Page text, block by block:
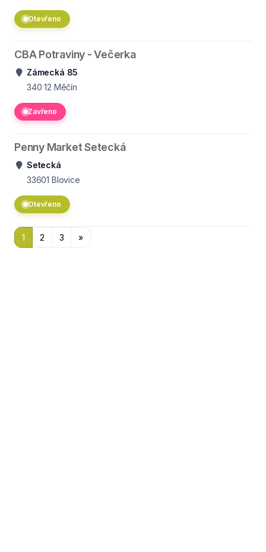
Otevřeno
CBA Potraviny - Večerka
Zámecká 85
340 12 Měčín
Zavřeno
Penny Market Setecká
Setecká
33601 Blovice
Otevřeno
1 2 3 »